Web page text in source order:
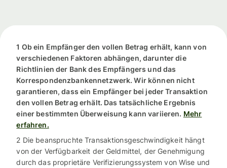
1 Ob ein Empfänger den vollen Betrag erhält, kann von
verschiedenen Faktoren abhängen, darunter die
Richtlinien der Bank des Empfängers und das
Korrespondenzbankennetzwerk. Wir können nicht
garantieren, dass ein Empfänger bei jeder Transaktion
den vollen Betrag erhält. Das tatsächliche Ergebnis
einer bestimmten Überweisung kann variieren. Mehr
erfahren.
2 Die beanspruchte Transaktionsgeschwindigkeit hängt
von der Verfügbarkeit der Geldmittel, der Genehmigung
durch das proprietäre Verifizierungssystem von Wise und